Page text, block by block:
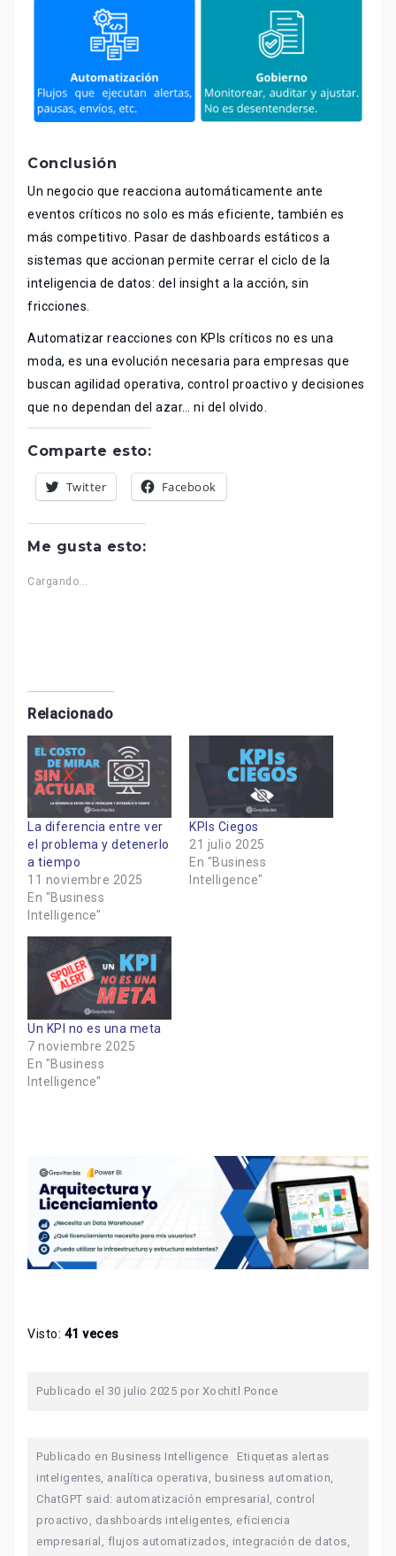
Conclusión
Un negocio que reacciona automáticamente ante
eventos críticos no solo es más eficiente, también es
más competitivo. Pasar de dashboards estáticos a
sistemas que accionan permite cerrar el ciclo de la
inteligencia de datos: del insight a la acción, sin
fricciones.
Automatizar reacciones con KPIs críticos no es una
moda, es una evolución necesaria para empresas que
buscan agilidad operativa, control proactivo y decisiones
que no dependan del azar… ni del olvido.
Comparte esto:
Twitter Facebook
Me gusta esto:
Cargando...
Relacionado
La diferencia entre ver
el problema y detenerlo
a tiempo
11 noviembre 2025
En "Business
Intelligence"
KPIs Ciegos
21 julio 2025
En "Business
Intelligence"
Un KPI no es una meta
7 noviembre 2025
En "Business
Intelligence"
Visto: 41 veces
Publicado el 30 julio 2025 por Xochitl Ponce
Publicado en Business Intelligence Etiquetas alertas
inteligentes, analítica operativa , business automation,
ChatGPT said: automatización empresarial , control
proactivo , dashboards inteligentes, eficiencia
empresarial , flujos automatizados, integración de datos,